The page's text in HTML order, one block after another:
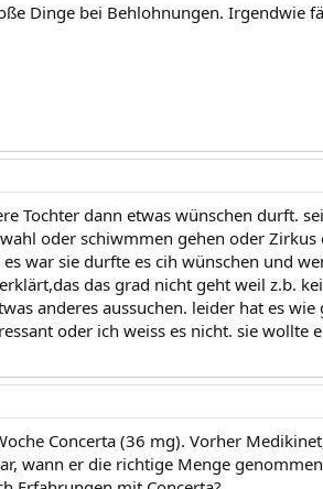
Dinge bei Behlohnungen. Irgendwie
Tochter dann etwas wünschen durft.
oder schiwmmen gehen oder Zirkus
war sie durfte es cih wünschen und
das grad nicht geht weil z.b.
anderes aussuchen. leider hat es
oder ich weiss es nicht. sie wollte
Concerta (36 mg). Vorher
wann er die richtige Menge